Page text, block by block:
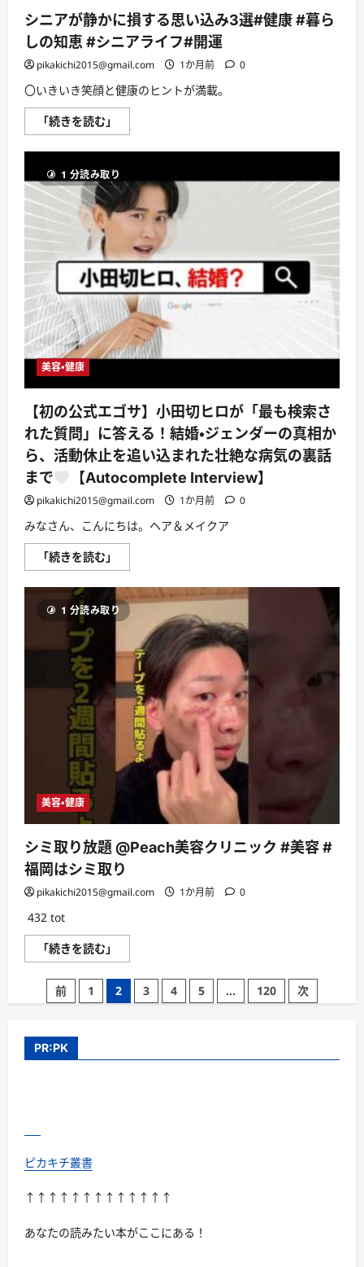
を
紹
介
し
ま
す
【肌
荒
れ/
乾
燥】
つ
い
て
さ
ら
む
シニアが静かに損する思い込み3選#健康 #暮ら
しの知恵 #シニアライフ#開運
pikakichi2015@gmail.com 1か月前 0
〇いきいき笑顔と健康のヒントが満載。
「続きを読む」
ニ
が
か
に
損
す
込
み
3
選
#
健
康
#
暮
ら
知
恵
#
シ
ニ
ア
ラ
イ
フ
#
開
運
に
つ
さ
ら
に
読
む
1 分読み取り
美容・健康
【初の公式エゴサ】小田切ヒロが「最も検索さ
れた質問」に答える！結婚・ジェンダーの真相か
ら、活動休止を追い込まれた壮絶な病気の裏話
まで
【Autocomplete Interview】
pikakichi2015@gmail.com 1か月前 0
みなさん、こんにちは。ヘア＆メイクア
「続きを読む」
の
式
エ
ゴ
サ】
田
切
ロ
「最
索
れ
た
え
る！
結
婚・
ジ
ェ
ン
の
か
ら、
活
動
い
話
ま
【Autocomplete
1 分読み取り
美容・健康
シミ取り放題 @Peach美容クリニック #美容 #
福岡はシミ取り
pikakichi2015@gmail.com 1か月前 0
432 tot
「続きを読む」
ミ
り
放
題
リ
ミ
に
つ
の
ペ
送
り
前 1 2 3 4 5 … 120 次
PR:PK
ピカキチ叢書
↑↑↑↑↑↑↑↑↑↑↑↑↑
あなたの読みたい本がここにある！